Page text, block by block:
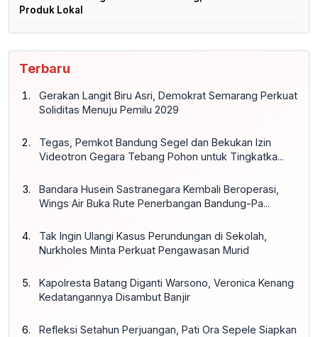
Produk Lokal
Terbaru
Gerakan Langit Biru Asri, Demokrat Semarang Perkuat
Soliditas Menuju Pemilu 2029
Tegas, Pemkot Bandung Segel dan Bekukan Izin
Videotron Gegara Tebang Pohon untuk Tingkatka...
Bandara Husein Sastranegara Kembali Beroperasi,
Wings Air Buka Rute Penerbangan Bandung-Pa...
Tak Ingin Ulangi Kasus Perundungan di Sekolah,
Nurkholes Minta Perkuat Pengawasan Murid
Kapolresta Batang Diganti Warsono, Veronica Kenang
Kedatangannya Disambut Banjir
Refleksi Setahun Perjuangan, Pati Ora Sepele Siapkan